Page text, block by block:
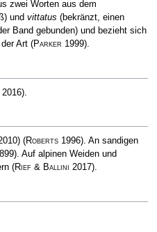
zwei Worten aus dem
und vittatus (bekränzt, einen
Band gebunden) und bezieht sich
Art (Parker 1999).
.
(Roberts1996). An sandigen
. Auf alpinen Weiden und
(Rief & Ballini 2017).